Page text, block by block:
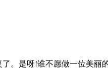
。是呀!谁不愿做一位美